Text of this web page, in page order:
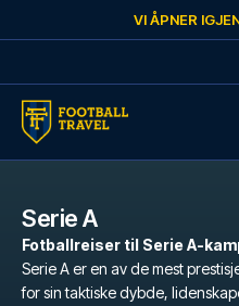
VI ÅPNER
Serie A
Fotballreiser til Serie A-
Serie A er en av de mest
for sin taktiske dybde,